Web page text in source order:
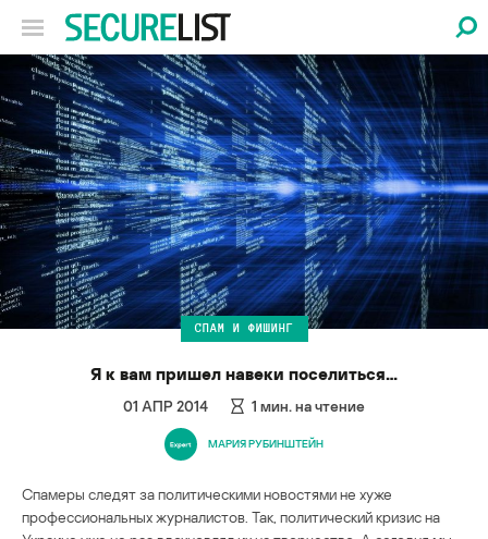
СПАМ И ФИШИНГ
Я к вам пришел навеки поселиться…
01 АПР 2014 1 мин. на чтение
МАРИЯ РУБИНШТЕЙН
Спамеры следят за политическими новостями не хуже
профессиональных журналистов. Так, политический кризис на